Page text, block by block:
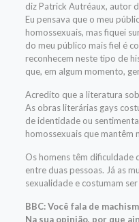
diz Patrick Autréaux, autor
Eu pensava que o meu
homossexuais, mas fiquei
do meu público mais fiel é
reconhecem neste tipo de
que, em algum momento,
Acredito que a literatura
As obras literárias gays
de identidade ou
homossexuais que mantêm
Os homens têm dificuldade
entre duas pessoas. Já as
sexualidade e costumam
BBC: Você fala de
Na sua opinião, por que